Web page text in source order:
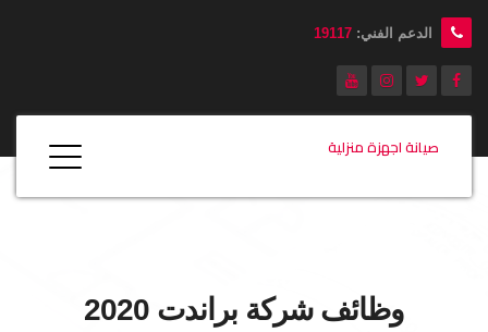
الدعم الفني: 19117
صيانة اجهزة منزلية
وظائف شركة براندت